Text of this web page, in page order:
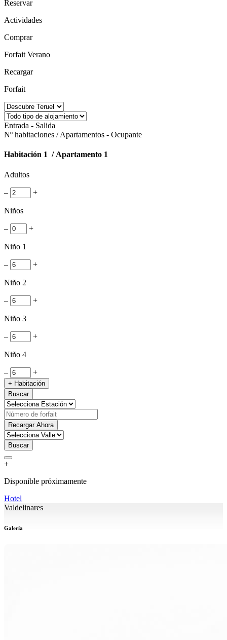
Reservar
Actividades
Comprar
Forfait Verano
Recargar
Forfait
Entrada - Salida
Nº habitaciones / Apartamentos - Ocupante
Habitación 1 / Apartamento 1
Adultos
– +
Niños
– +
Niño 1
– +
Niño 2
– +
Niño 3
– +
Niño 4
– +
+ Habitación
Buscar
Recargar Ahora
Buscar
+
Disponible próximamente
Hotel
Valdelinares
Galería